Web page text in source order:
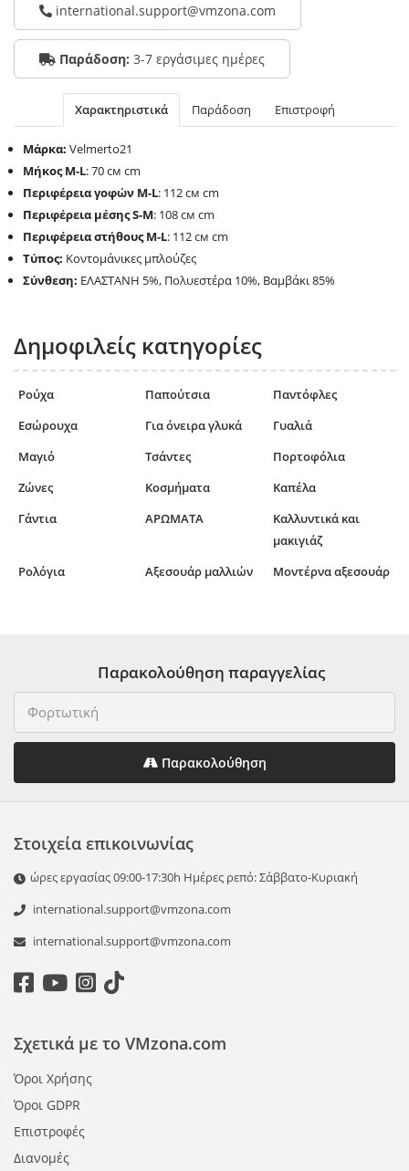
international.support@vmzona.com
Παράδοση: 3-7 εργάσιμες ημέρες
Χαρακτηριστικά Παράδοση Επιστροφή
Μάρκα: Velmerto21
Μήκος M-L: 70 см cm
Περιφέρεια γοφών M-L: 112 см cm
Περιφέρεια μέσηςS-M: 108 см cm
Περιφέρεια στήθους M-L: 112 см cm
Τύπος: Κοντομάνικες μπλούζες
Σύνθεση: ΕΛΑΣΤΑΝΗ 5%, Πολυεστέρα 10%, Βαμβάκι 85%
Δημοφιλείς κατηγορίες
Ρούχα Παπούτσια
Παντόφλες
Εσώρουχα
Για όνειρα γλυκά
Γυαλιά
Μαγιό
Τσάντες
Πορτοφόλια
Ζώνες
Κοσμήματα
Καπέλα
Γάντια
ΑΡΩΜΑΤΑ
Καλλυντικά και
μακιγιάζ
Ρολόγια
Αξεσουάρ μαλλιών Μοντέρνα αξεσουάρ
Παρακολούθηση παραγγελίας
Παρακολούθηση
Στοιχεία επικοινωνίας
ώρες εργασίας 09:00-17:30h Ημέρες ρεπό: Σάββατο-Κυριακή
international.support@vmzona.com
international.support@vmzona.com
Σχετικά με το VMzona.com
Όροι Χρήσης
Όροι GDPR
Επιστροφές
Διανομές